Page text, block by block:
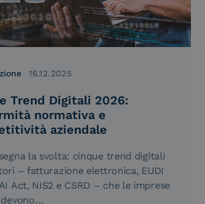
16.12.2025
Trend Digitali 2026:
normativa e
aziendale
la svolta: cinque trend digitali
– fatturazione elettronica, EUDI
Act, NIS2 e CSRD – che le imprese